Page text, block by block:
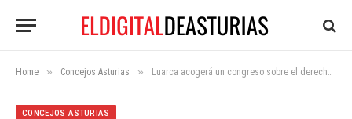
Home » Concejos Asturias » Luarca acogerá un congreso sobre el derecho a la paz
CONCEJOS ASTURIAS